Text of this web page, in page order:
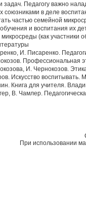
задач. Педагогу важно
союзниками в деле
частью семейной
и воспитания их
(как участники
И. Писаренко.
Профессиональная
И. Чернокозов.
Искусство воспитывать.
Книга для учителя.
В. Чамлер.
При использовании